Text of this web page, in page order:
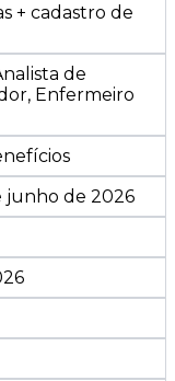
+ cadastro de
de
Enfermeiro
junho de 2026